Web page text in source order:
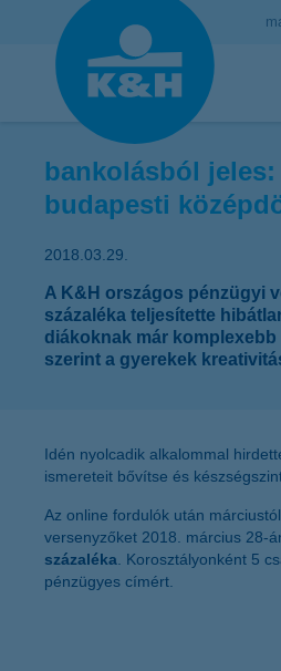
bankolásból
budapesti
2018.03.29.
A K&H országos pénzügyi
százaléka teljesítette
diákoknak már
szerint a gyerekek
Idén nyolcadik alkalommal
ismereteit bővítse és
Az online fordulók után
versenyzőket 2018. március 28-
százaléka . Korosztályonként 5
pénzügyes címért.